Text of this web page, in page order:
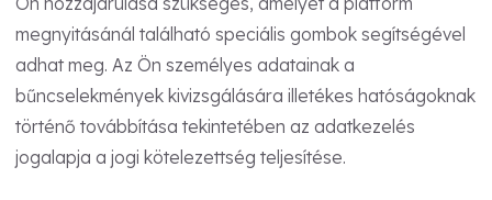
megnyitásánál található speciális gombok segítségével
adhat meg. Az Ön személyes adatainak a
bűncselekmények kivizsgálására illetékes hatóságoknak
történő továbbítása tekintetében az adatkezelés
jogalapja a jogi kötelezettség teljesítése.